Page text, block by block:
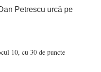
Petrescu urcă pe
10, cu 30 de puncte